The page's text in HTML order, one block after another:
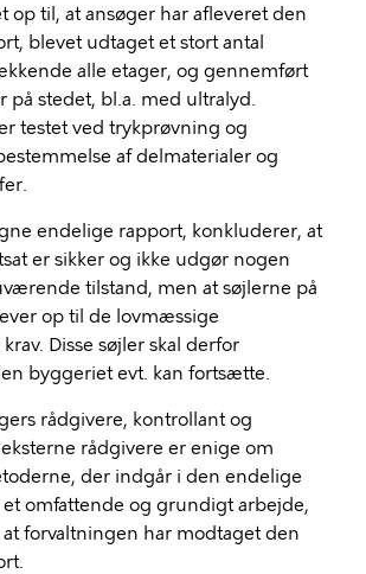
op til, at ansøger har afleveret den
blevet udtaget et stort antal
alle etager, og gennemført
på stedet, bl.a. med ultralyd.
testet ved trykprøvning og
af delmaterialer og
endelige rapport, konkluderer, at
er sikker og ikke udgør nogen
tilstand, men at søjlerne på
op til de lovmæssige
Disse søjler skal derfor
byggeriet evt. kan fortsætte.
rådgivere, kontrollant og
rådgivere er enige om
der indgår i den endelige
et omfattende og grundigt arbejde,
forvaltningen har modtaget den